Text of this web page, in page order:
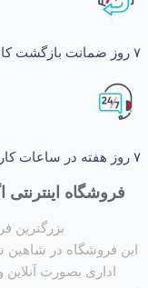
اینترنتی
بزرگترین
در شاهین شهر
بصورت آنلاین و